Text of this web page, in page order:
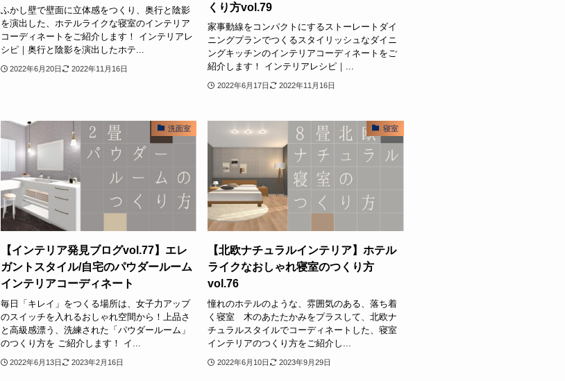
ふかし壁で壁面に立体感をつくり、奥行と陰影
を演出した、ホテルライクな寝室のインテリア
コーディネートをご紹介します！ インテリアレ
シピ｜奥行と陰影を演出したホテ...
2022年6月20日 2022年11月16日
くり方vol.79
家事動線をコンパクトにするストーレートダイ
ニングプランでつくるスタイリッシュなダイニ
ングキッチンのインテリアコーディネートをご
紹介します！ インテリアレシピ｜...
2022年6月17日 2022年11月16日
洗面室
【インテリア発見ブログvol.77】エレ
ガントスタイル/自宅のパウダールーム
インテリアコーディネート
毎日「キレイ」をつくる場所は、女子力アップ
のスイッチを入れるおしゃれ空間から！上品さ
と高級感漂う、洗練された「パウダールーム」
のつくり方を ご紹介します！ イ...
2022年6月13日 2023年2月16日
寝室
【北欧ナチュラルインテリア】ホテル
ライクなおしゃれ寝室のつくり方
vol.76
憧れのホテルのような、雰囲気のある、落ち着
く寝室 木のあたたかみをプラスして、北欧ナ
チュラルスタイルでコーディネートした、寝室
インテリアのつくり方をご紹介し...
2022年6月10日 2023年9月29日